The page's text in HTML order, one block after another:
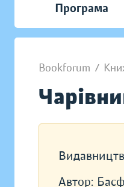
Програма
Bookforum /
Автор: